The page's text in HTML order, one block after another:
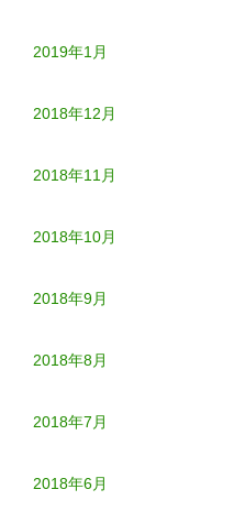
2019年1月
2018年12月
2018年11月
2018年10月
2018年9月
2018年8月
2018年7月
2018年6月